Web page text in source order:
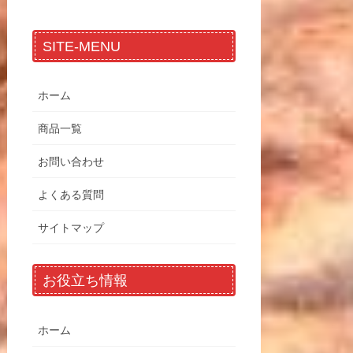
SITE-MENU
ホーム
商品一覧
お問い合わせ
よくある質問
サイトマップ
お役立ち情報
ホーム